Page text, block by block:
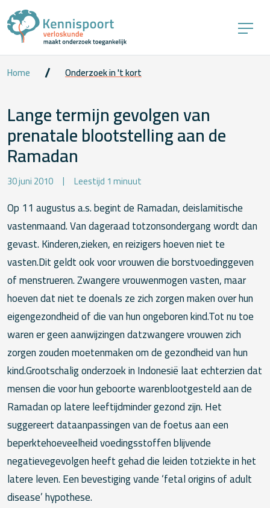
Home Onderzoek in 't kort
Lange termijn gevolgen van
prenatale blootstelling aan de
Ramadan
30 juni 2010 Leestijd 1 minuut
Op 11 augustus a.s. begint de Ramadan, deislamitische
vastenmaand. Van dageraad totzonsondergang wordt dan
gevast. Kinderen,zieken, en reizigers hoeven niet te
vasten.Dit geldt ook voor vrouwen die borstvoedinggeven
of menstrueren. Zwangere vrouwenmogen vasten, maar
hoeven dat niet te doenals ze zich zorgen maken over hun
eigengezondheid of die van hun ongeboren kind.Tot nu toe
waren er geen aanwijzingen datzwangere vrouwen zich
zorgen zouden moetenmaken om de gezondheid van hun
kind.Grootschalig onderzoek in Indonesië laat echterzien dat
mensen die voor hun geboorte warenblootgesteld aan de
Ramadan op latere leeftijdminder gezond zijn. Het
suggereert dataanpassingen van de foetus aan een
beperktehoeveelheid voedingsstoffen blijvende
negatievegevolgen heeft gehad die leiden totziekte in het
latere leven. Een bevestiging vande ‘fetal origins of adult
disease’ hypothese.